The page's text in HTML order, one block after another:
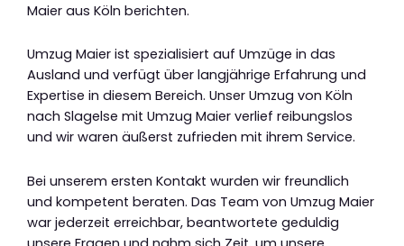
Maier aus Köln berichten.
Umzug Maier ist spezialisiert auf Umzüge in das
Ausland und verfügt über langjährige Erfahrung und
Expertise in diesem Bereich. Unser Umzug von Köln
nach Slagelse mit Umzug Maier verlief reibungslos
und wir waren äußerst zufrieden mit ihrem Service.
Bei unserem ersten Kontakt wurden wir freundlich
und kompetent beraten. Das Team von Umzug Maier
war jederzeit erreichbar, beantwortete geduldig